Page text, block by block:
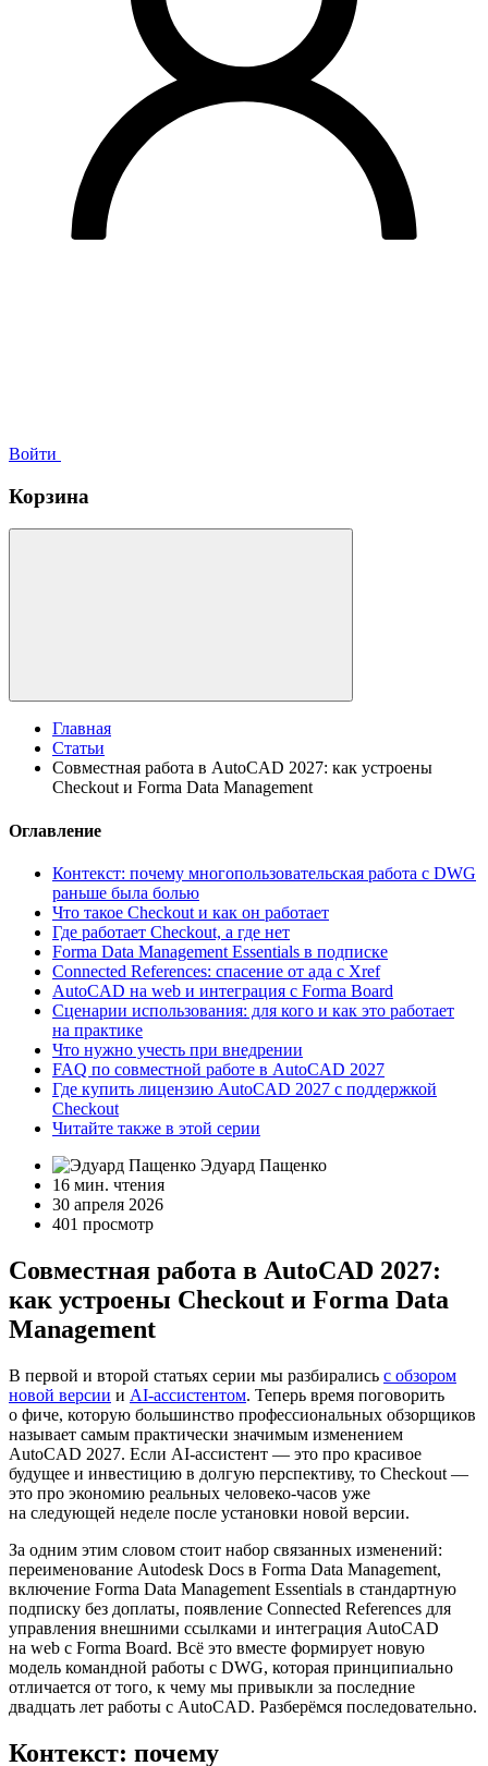
Войти
Корзина
Главная
Статьи
Совместная работа в AutoCAD 2027: как устроены
Checkout и Forma Data Management
Оглавление
Контекст: почему многопользовательская работа с DWG
раньше была болью
Что такое Checkout и как он работает
Где работает Checkout, а где нет
Forma Data Management Essentials в подписке
Connected References: спасение от ада с Xref
AutoCAD на web и интеграция с Forma Board
Сценарии использования: для кого и как это работает
на практике
Что нужно учесть при внедрении
FAQ по совместной работе в AutoCAD 2027
Где купить лицензию AutoCAD 2027 с поддержкой
Checkout
Читайте также в этой серии
Эдуард Пащенко
16 мин. чтения
30 апреля 2026
401 просмотр
Совместная работа в AutoCAD 2027:
как устроены Checkout и Forma Data
Management
В первой и второй статьях серии мы разбирались с обзором
новой версии и AI-ассистентом. Теперь время поговорить
о фиче, которую большинство профессиональных обзорщиков
называет самым практически значимым изменением
AutoCAD 2027. Если AI-ассистент — это про красивое
будущее и инвестицию в долгую перспективу, то Checkout —
это про экономию реальных человеко-часов уже
на следующей неделе после установки новой версии.
За одним этим словом стоит набор связанных изменений:
переименование Autodesk Docs в Forma Data Management,
включение Forma Data Management Essentials в стандартную
подписку без доплаты, появление Connected References для
управления внешними ссылками и интеграция AutoCAD
на web с Forma Board. Всё это вместе формирует новую
модель командной работы с DWG, которая принципиально
отличается от того, к чему мы привыкли за последние
двадцать лет работы с AutoCAD. Разберёмся последовательно.
Контекст: почему